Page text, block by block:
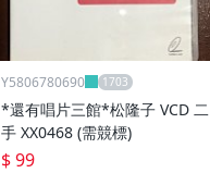
Y5806780690
*還有唱片三館*松隆子 VCD 二
手 XX0468 (需競標)
$ 99